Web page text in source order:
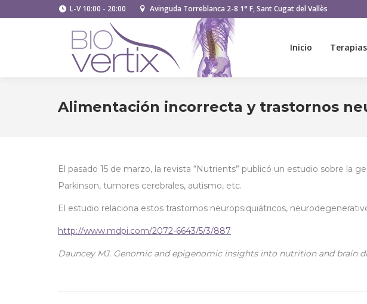
L-V 10:00 - 20:00 Avinguda Torreblanca 2-8 1° F, Sant Cugat del Vallès
Inicio Terapias
Alimentación incorrecta y trastornos
El pasado 15 de marzo, la revista “Nutrients” publicó un estudio sobre
Parkinson, tumores cerebrales, autismo, etc.
El estudio relaciona estos trastornos neuropsiquiátricos,
http://www.mdpi.com/2072-6643/5/3/887
Dauncey MJ. Genomic and epigenomic insights into nutrition and brain